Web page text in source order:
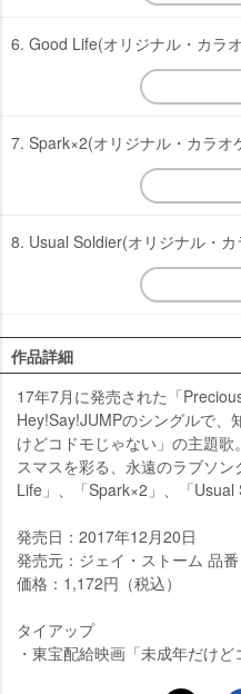
6. Good Life(オリジナル・カラ
7. Spark×2(オリジナル・カラオ
8. Usual Soldier(オリジナル・カ
作品詳細
17年7月に発売された「
Hey!Say!JUMPのシングルで、
けどコドモじゃない」の主題
スマスを彩る、永遠のラブソ
Life」、「Spark×2」、「Usual
発売日：2017年12月20日
発売元：ジェイ・ストーム 品
価格：1,172円（税込）
タイアップ
・東宝配給映画「未成年だけ